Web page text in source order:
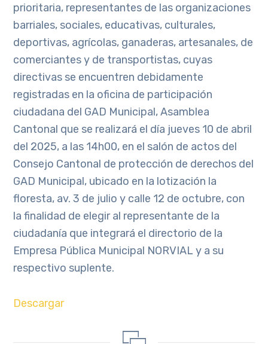
prioritaria, representantes de las organizaciones
barriales, sociales, educativas, culturales,
deportivas, agrícolas, ganaderas, artesanales, de
comerciantes y de transportistas, cuyas
directivas se encuentren debidamente
registradas en la oficina de participación
ciudadana del GAD Municipal, Asamblea
Cantonal que se realizará el día jueves 10 de abril
del 2025, a las 14h00, en el salón de actos del
Consejo Cantonal de protección de derechos del
GAD Municipal, ubicado en la lotización la
floresta, av. 3 de julio y calle 12 de octubre, con
la finalidad de elegir al representante de la
ciudadanía que integrará el directorio de la
Empresa Pública Municipal NORVIAL y a su
respectivo suplente.
Descargar